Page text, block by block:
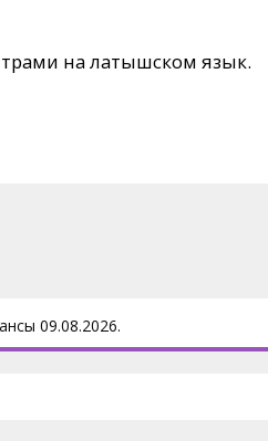
на латышском язык.
09.08.2026.